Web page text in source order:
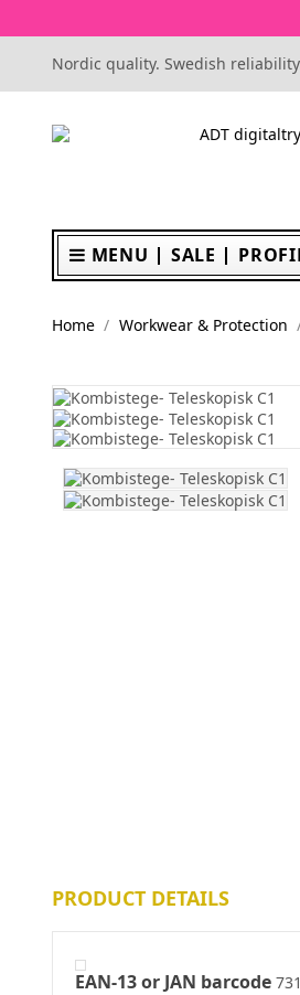
Nordic quality. Swedish
MENU SALE
Home Workwear & Protection
PRODUCT DETAILS
EAN-13 or JAN barcode